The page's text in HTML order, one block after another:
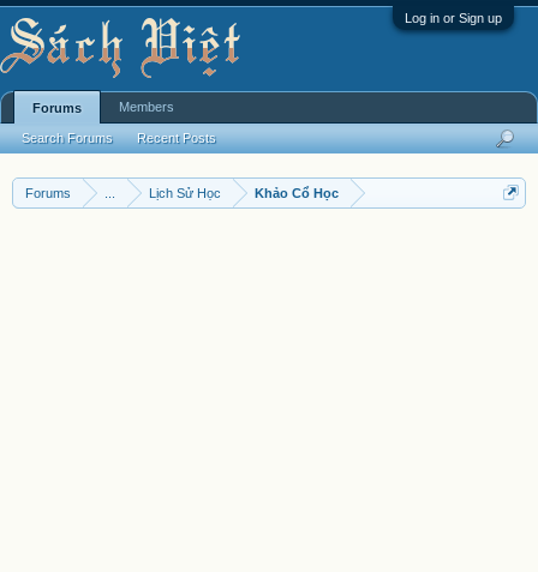
Log in or Sign up
Forums Lịch Sử Học Khảo Cổ Học
Forums
Search Forums Recent Posts
Members